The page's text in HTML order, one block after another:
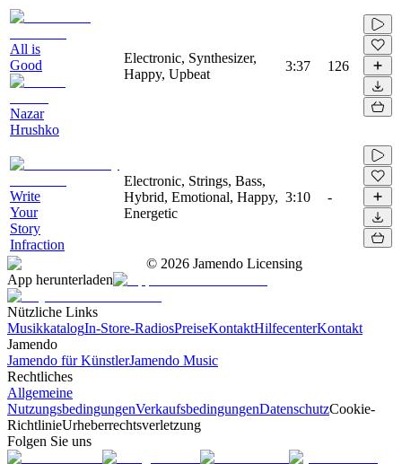
All is
Good
Nazar
Hrushko
Electronic, Synthesizer,
Happy, Upbeat
3:37 126
Write
Your
Story
Infraction
Electronic, Strings, Bass,
Hybrid, Emotional, Happy,
Energetic
3:10 -
© 2026 Jamendo Licensing
App herunterladen
Nützliche Links
MusikkatalogIn-Store-RadiosPreiseKontaktHilfecenterKontakt
Jamendo
Jamendo für KünstlerJamendo Music
Rechtliches
Allgemeine
NutzungsbedingungenVerkaufsbedingungenDatenschutzCookie-
RichtlinieUrheberrechtsverletzung
Folgen Sie uns